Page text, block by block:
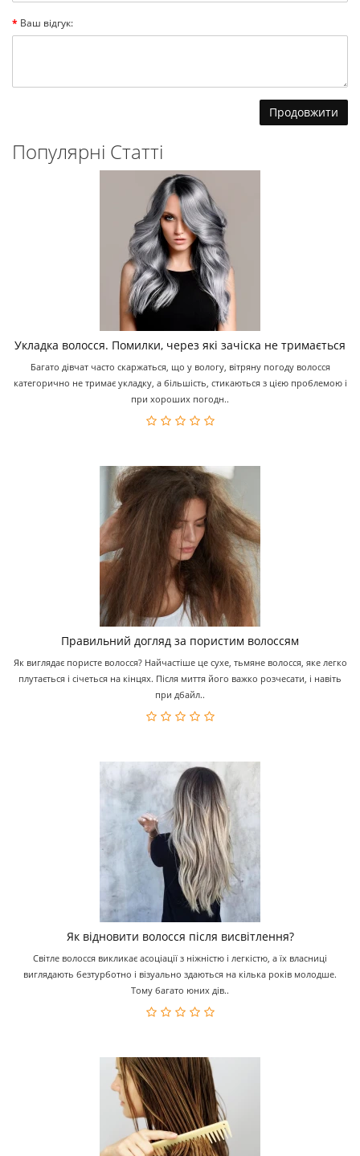
Ваш відгук:
Продовжити
Популярні Статті
Укладка волосся. Помилки, через які зачіска не тримається
Багато дівчат часто скаржаться, що у вологу, вітряну погоду волосся
категорично не тримає укладку, а більшість, стикаються з цією проблемою і
при хороших погодн..
Правильний догляд за пористим волоссям
Як виглядає пористе волосся? Найчастіше це сухе, тьмяне волосся, яке легко
плутається і січеться на кінцях. Після миття його важко розчесати, і навіть
при дбайл..
Як відновити волосся після висвітлення?
Світле волосся викликає асоціації з ніжністю і легкістю, а їх власниці
виглядають безтурботно і візуально здаються на кілька років молодше.
Тому багато юних дів..